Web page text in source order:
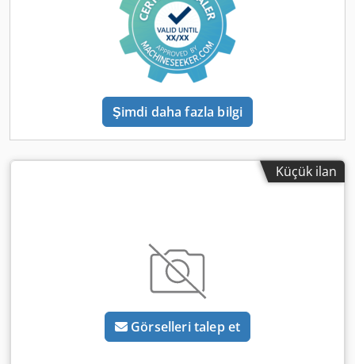
Şimdi daha fazla bilgi
Küçük ilan
Görselleri talep et